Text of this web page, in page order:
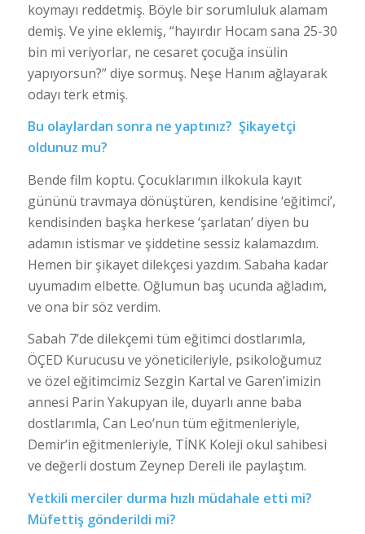
koymayı reddetmiş. Böyle bir sorumluluk alamam
demiş. Ve yine eklemiş, “hayırdır Hocam sana 25-30
bin mi veriyorlar, ne cesaret çocuğa insülin
yapıyorsun?” diye sormuş. Neşe Hanım ağlayarak
odayı terk etmiş.
Bu olaylardan sonra ne yaptınız? Şikayetçi
oldunuz mu?
Bende film koptu. Çocuklarımın ilkokula kayıt
gününü travmaya dönüştüren, kendisine ‘eğitimci’,
kendisinden başka herkese ‘şarlatan’ diyen bu
adamın istismar ve şiddetine sessiz kalamazdım.
Hemen bir şikayet dilekçesi yazdım. Sabaha kadar
uyumadım elbette. Oğlumun baş ucunda ağladım,
ve ona bir söz verdim.
Sabah 7’de dilekçemi tüm eğitimci dostlarımla,
ÖÇED Kurucusu ve yöneticileriyle, psikoloğumuz
ve özel eğitimcimiz Sezgin Kartal ve Garen’imizin
annesi Parin Yakupyan ile, duyarlı anne baba
dostlarımla, Can Leo’nun tüm eğitmenleriyle,
Demir’in eğitmenleriyle, TİNK Koleji okul sahibesi
ve değerli dostum Zeynep Dereli ile paylaştım.
Yetkili merciler durma hızlı müdahale etti mi?
Müfettiş gönderildi mi?